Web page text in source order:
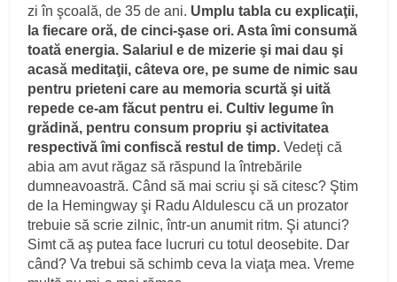
zi în şcoală, de 35 de ani. Umplu tabla cu explicaţii,
la fiecare oră, de cinci-şase ori. Asta îmi consumă
toată energia. Salariul e de mizerie şi mai dau şi
acasă meditaţii, câteva ore, pe sume de nimic sau
pentru prieteni care au memoria scurtă şi uită
repede ce-am făcut pentru ei. Cultiv legume în
grădină, pentru consum propriu şi activitatea
respectivă îmi confiscă restul de timp. Vedeţi că
abia am avut răgaz să răspund la întrebările
dumneavoastră. Când să mai scriu şi să citesc? Ştim
de la Hemingway şi Radu Aldulescu că un prozator
trebuie să scrie zilnic, într-un anumit ritm. Şi atunci?
Simt că aş putea face lucruri cu totul deosebite. Dar
când? Va trebui să schimb ceva la viaţa mea. Vreme